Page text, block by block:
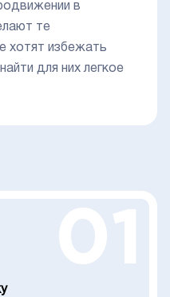
в
те
хотят избежать
для них легкое